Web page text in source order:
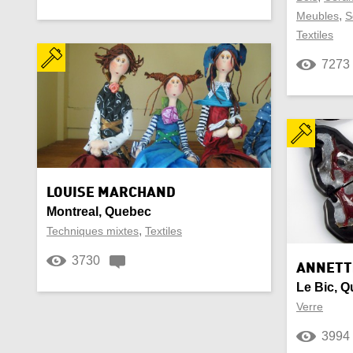
Meubles,
Textiles
7273
LOUISE MARCHAND
Montreal, Quebec
Techniques mixtes, Textiles
3730
Le Bic,
Verre
3994